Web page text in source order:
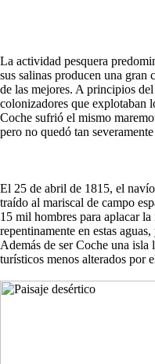
La actividad pesquera
sus salinas producen una gran
de las mejores. A principios
colonizadores que explotaban
Coche sufrió el mismo
pero no quedó tan
El 25 de abril de 1815, el
traído al mariscal de campo
15 mil hombres para aplacar
repentinamente en estas
Además de ser Coche una isla
turísticos menos alterados por